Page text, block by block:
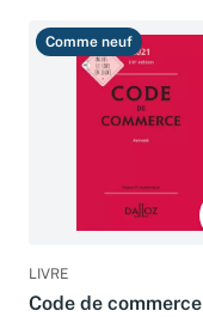
Comme neuf
LIVRE
Code de commerce